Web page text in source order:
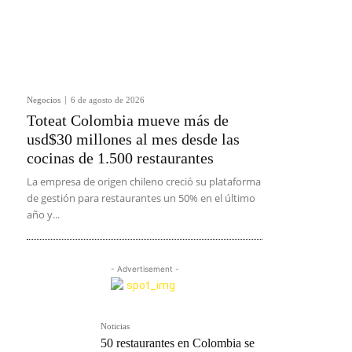
Negocios 6 de agosto de 2026
Toteat Colombia mueve más de
usd$30 millones al mes desde las
cocinas de 1.500 restaurantes
La empresa de origen chileno creció su plataforma
de gestión para restaurantes un 50% en el último
año y...
- Advertisement -
Noticias
50 restaurantes en Colombia se